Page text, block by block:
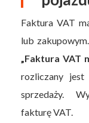
Faktura VAT
lub
„Faktura VAT
rozliczany
sprzedaży.
fakturę VAT.